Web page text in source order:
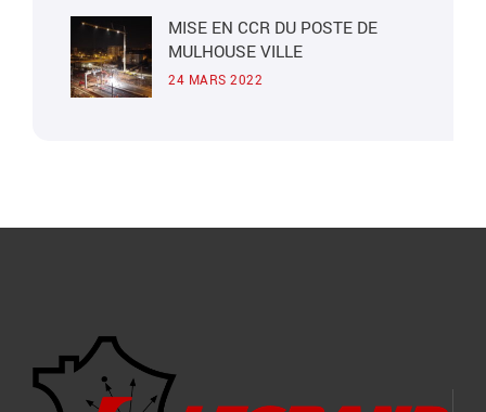
MISE EN CCR DU POSTE DE
MULHOUSE VILLE
24 MARS 2022